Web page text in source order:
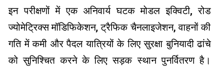
इन परीक्षणों में एक अनिवार्य घटक मोडल इक्विटी, रोड
ज्योमेट्रिक्स मॉडिफिकेशन, ट्रैफिक चैनलाइजेशन, वाहनों की
गति में कमी और पैदल यात्रियों के लिए सुरक्षा बुनियादी ढांचे
को सुनिश्चित करने के लिए सड़क स्थान पुनर्वितरण है।